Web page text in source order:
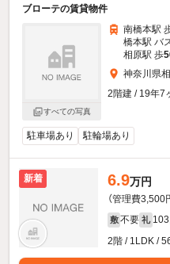
ブローテの賃貸物件
すべての写真
南橋本駅
橋本駅 バ
相原駅 歩
神奈川県
2階建 / 19年7
駐車場あり 駐輪場あり
新着 6.9万円
（管理費3,500
敷 不要 礼
2階 / 1LDK /